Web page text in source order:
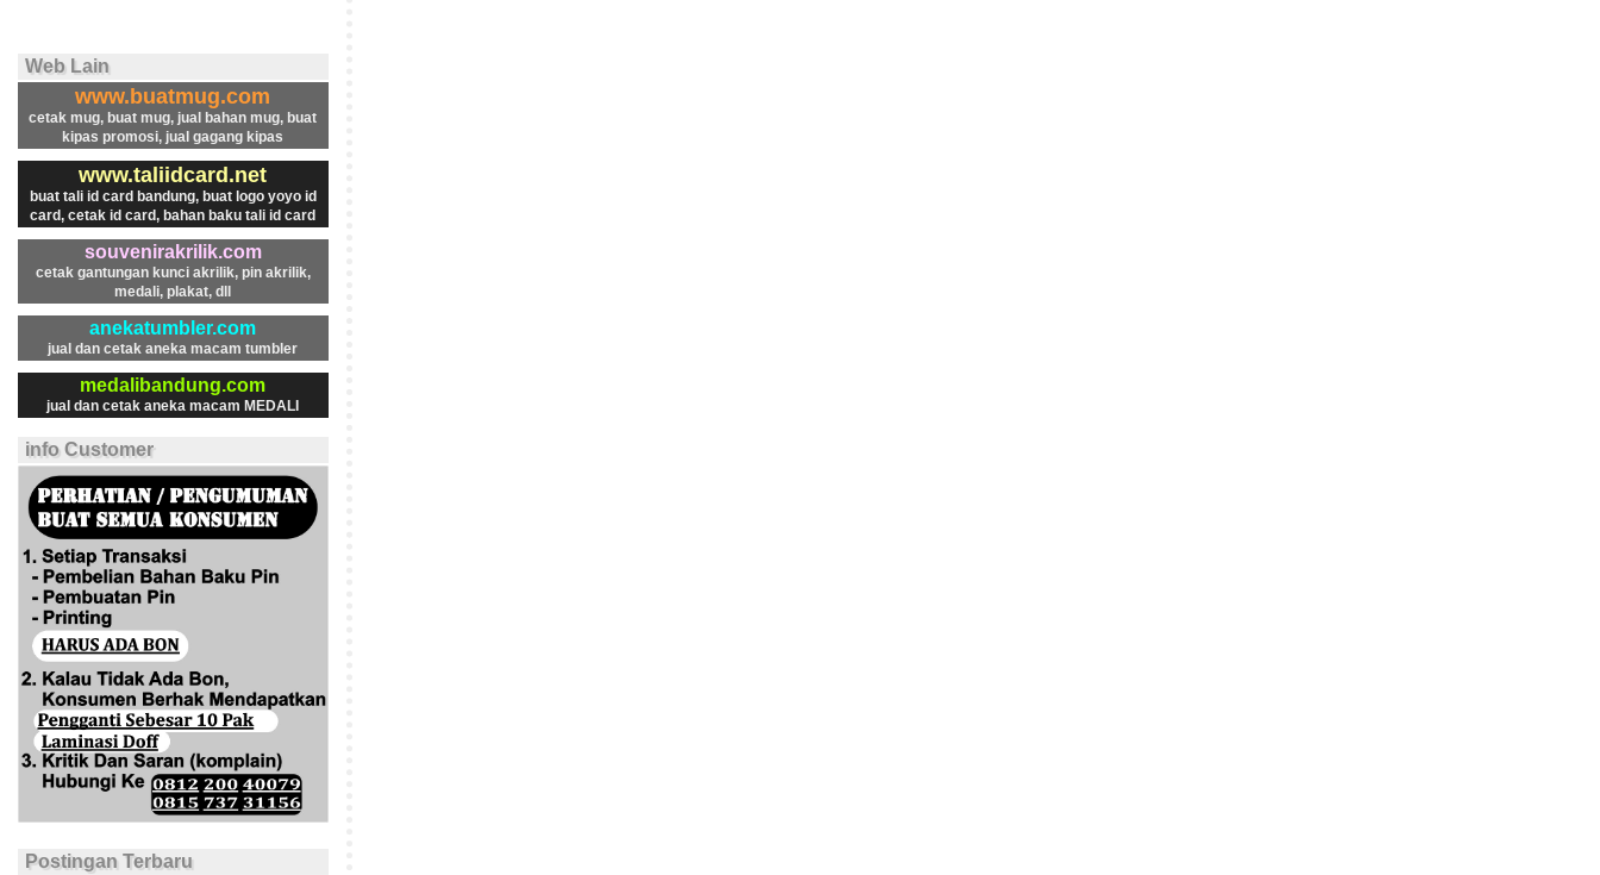
Web Lain
www.buatmug.com
cetak mug, buat mug, jual bahan mug, buat
kipas promosi, jual gagang kipas
www.taliidcard.net
buat tali id card bandung, buat logo yoyo id
card, cetak id card, bahan baku tali id card
souvenirakrilik.com
cetak gantungan kunci akrilik, pin akrilik,
medali, plakat, dll
anekatumbler.com
jual dan cetak aneka macam tumbler
medalibandung.com
jual dan cetak aneka macam MEDALI
info Customer
Postingan Terbaru